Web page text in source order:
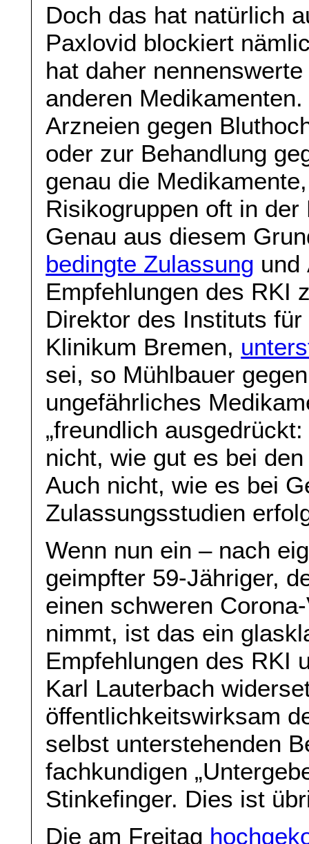
Doch das hat natürlich
Paxlovid blockiert
hat daher
anderen
Arzneien gegen
oder zur Behandlung
genau die
Risikogruppen oft in
Genau aus diesem
bedingte Zulassung und
Empfehlungen des RKI
Direktor des Instituts
Klinikum Bremen,
sei, so Mühlbauer
ungefährliches
„freundlich
nicht, wie gut es bei
Auch nicht, wie es bei
Zulassungsstudien
Wenn nun ein – nach
geimpfter 59-Jähriger,
einen schweren
nimmt, ist das ein
Empfehlungen des RKI
Karl Lauterbach
öffentlichkeitswirksam
selbst unterstehenden
fachkundigen
Stinkefinger. Dies ist
Die am Freitag